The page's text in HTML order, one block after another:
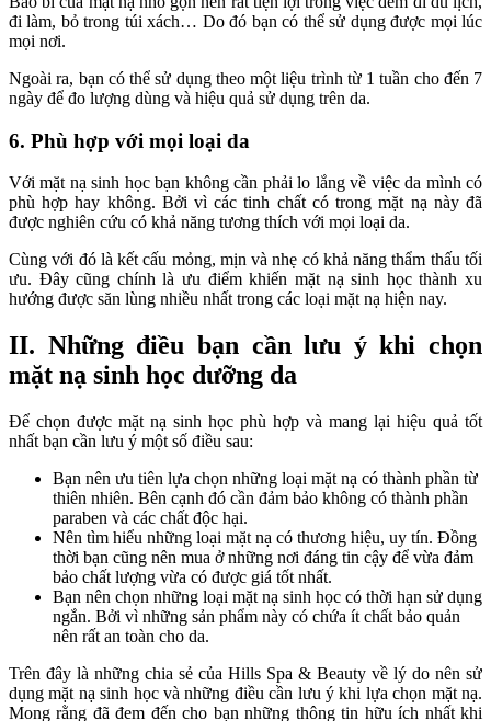
đi làm, bỏ trong túi xách… Do đó bạn có thể sử dụng được mọi lúc
mọi nơi.
Ngoài ra, bạn có thể sử dụng theo một liệu trình từ 1 tuần cho đến 7
ngày để đo lượng dùng và hiệu quả sử dụng trên da.
6. Phù hợp với mọi loại da
Với mặt nạ sinh học bạn không cần phải lo lắng về việc da mình có
phù hợp hay không. Bởi vì các tinh chất có trong mặt nạ này đã
được nghiên cứu có khả năng tương thích với mọi loại da.
Cùng với đó là kết cấu mỏng, mịn và nhẹ có khả năng thẩm thấu tối
ưu. Đây cũng chính là ưu điểm khiến mặt nạ sinh học thành xu
hướng được săn lùng nhiều nhất trong các loại mặt nạ hiện nay.
II. Những điều bạn cần lưu ý khi chọn
mặt nạ sinh học dưỡng da
Để chọn được mặt nạ sinh học phù hợp và mang lại hiệu quả tốt
nhất bạn cần lưu ý một số điều sau:
Bạn nên ưu tiên lựa chọn những loại mặt nạ có thành phần từ
thiên nhiên. Bên cạnh đó cần đảm bảo không có thành phần
paraben và các chất độc hại.
Nên tìm hiểu những loại mặt nạ có thương hiệu, uy tín. Đồng
thời bạn cũng nên mua ở những nơi đáng tin cậy để vừa đảm
bảo chất lượng vừa có được giá tốt nhất.
Bạn nên chọn những loại mặt nạ sinh học có thời hạn sử dụng
ngắn. Bởi vì những sản phẩm này có chứa ít chất bảo quản
nên rất an toàn cho da.
Trên đây là những chia sẻ của Hills Spa & Beauty về lý do nên sử
dụng mặt nạ sinh học và những điều cần lưu ý khi lựa chọn mặt nạ.
Mong rằng đã đem đến cho bạn những thông tin hữu ích nhất khi